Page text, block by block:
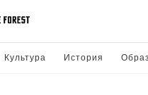
Культура История